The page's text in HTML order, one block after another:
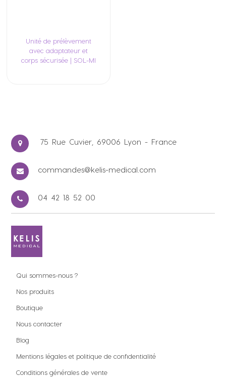
Unité de prélèvement
avec adaptateur et
corps sécurisée | SOL-MI
75 Rue Cuvier, 69006 Lyon - France
commandes@kelis-medical.com
04 42 18 52 00
Qui sommes-nous ?
Nos produits
Boutique
Nous contacter
Blog
Mentions légales et politique de confidentialité
Conditions générales de vente